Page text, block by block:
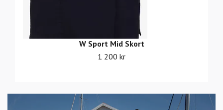
W Sport Mid Skort
1 200 kr